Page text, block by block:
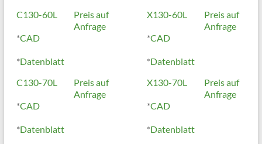
C130-60L
*CAD
*Datenblatt
Preis auf
Anfrage
X130-60L
*CAD
*Datenblatt
Preis auf
Anfrage
C130-70L
*CAD
*Datenblatt
Preis auf
Anfrage
X130-70L
*CAD
*Datenblatt
Preis auf
Anfrage